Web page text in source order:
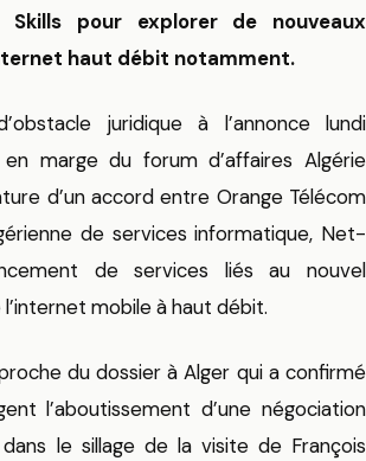
Skills pour explorer de nouveaux
haut débit notamment.
juridique à l’annonce lundi
marge du forum d’affaires Algérie
d’un accord entre Orange Télécom
de services informatique, Net-
de services liés au nouvel
mobile à haut débit.
du dossier à Alger qui a confirmé
l’aboutissement d’une négociation
le sillage de la visite de François